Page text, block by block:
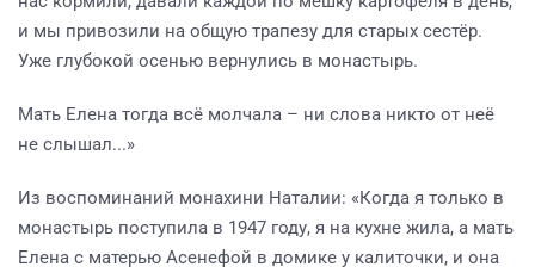
и мы привозили на общую трапезу для старых сестёр.
Уже глубокой осенью вернулись в монастырь.
Мать Елена тогда всё молчала – ни слова никто от неё
не слышал...»
Из воспоминаний монахини Наталии: «Когда я только в
монастырь поступила в 1947 году, я на кухне жила, а мать
Елена с матерью Асенефой в домике у калиточки, и она